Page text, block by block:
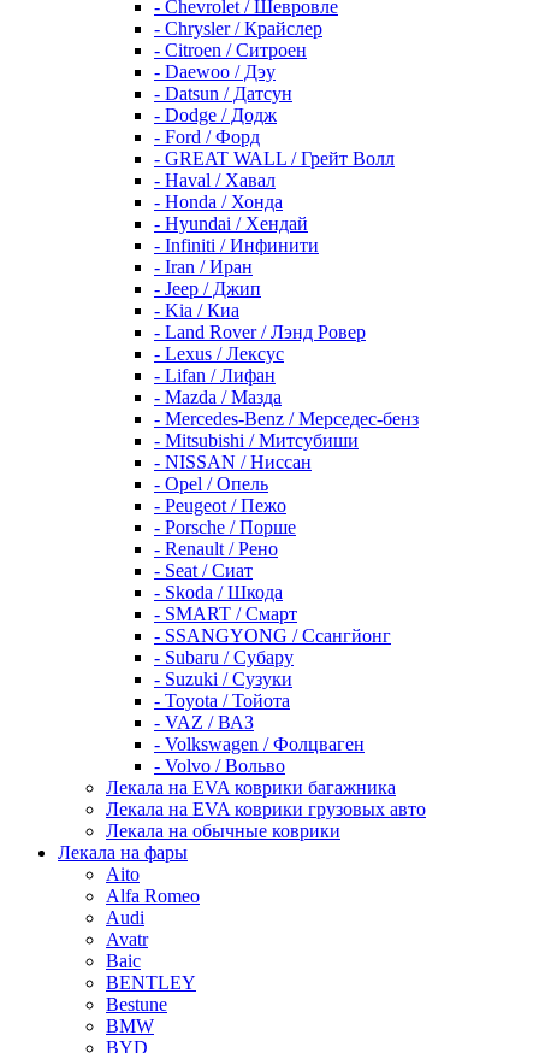
- Chevrolet / Шевровле
- Chrysler / Крайслер
- Citroen / Ситроен
- Daewoo / Дэу
- Datsun / Датсун
- Dodge / Додж
- Ford / Форд
- GREAT WALL / Грейт Волл
- Haval / Хавал
- Honda / Хонда
- Hyundai / Хендай
- Infiniti / Инфинити
- Iran / Иран
- Jeep / Джип
- Kia / Киа
- Land Rover / Лэнд Ровер
- Lexus / Лексус
- Lifan / Лифан
- Mazda / Мазда
- Mercedes-Benz / Мерседес-бенз
- Mitsubishi / Митсубиши
- NISSAN / Ниссан
- Opel / Опель
- Peugeot / Пежо
- Porsche / Порше
- Renault / Рено
- Seat / Сиат
- Skoda / Шкода
- SMART / Смарт
- SSANGYONG / Ссангйонг
- Subaru / Субару
- Suzuki / Сузуки
- Toyota / Тойота
- VAZ / ВАЗ
- Volkswagen / Фолцваген
- Volvo / Вольво
Лекала на EVA коврики багажника
Лекала на EVA коврики грузовых авто
Лекала на обычные коврики
Лекала на фары
Aito
Alfa Romeo
Audi
Avatr
Baic
BENTLEY
Bestune
BMW
BYD